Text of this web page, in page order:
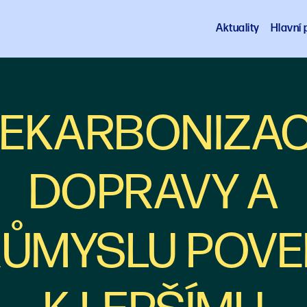
Aktuality Hlavní
DOPRAVY A